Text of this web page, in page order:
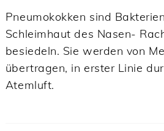
Pneumokokken sind
Schleimhaut des Nasen-
besiedeln. Sie werden von
übertragen, in erster Linie
Atemluft.